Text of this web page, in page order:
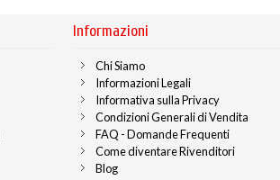
Informazioni
Chi Siamo
Informazioni Legali
Informativa sulla Privacy
Condizioni Generali di Vendita
FAQ - Domande Frequenti
Come diventare Rivenditori
Blog